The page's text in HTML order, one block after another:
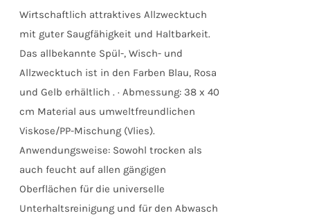
Wirtschaftlich attraktives Allzwecktuch
mit guter Saugfähigkeit und Haltbarkeit.
Das allbekannte Spül-, Wisch- und
Allzwecktuch ist in den Farben Blau, Rosa
und Gelb erhältlich . · Abmessung: 38 x 40
cm Material aus umweltfreundlichen
Viskose/PP-Mischung (Vlies).
Anwendungsweise: Sowohl trocken als
auch feucht auf allen gängigen
Oberflächen für die universelle
Unterhaltsreinigung und für den Abwasch